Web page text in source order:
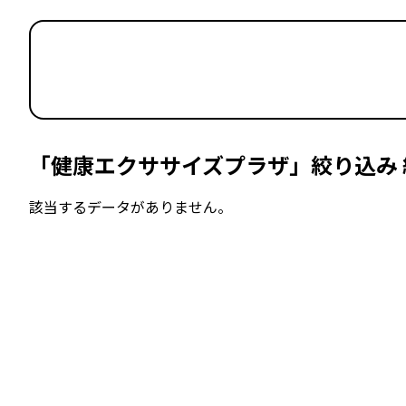
「健康エクササイズプラザ」絞り込み
該当するデータがありません。